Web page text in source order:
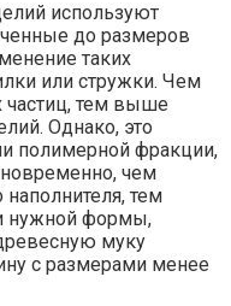
используют
до размеров
таких
или стружки. Чем
частиц, тем выше
Однако, это
полимерной фракции,
чем
тем
нужной формы,
муку
с размерами менее